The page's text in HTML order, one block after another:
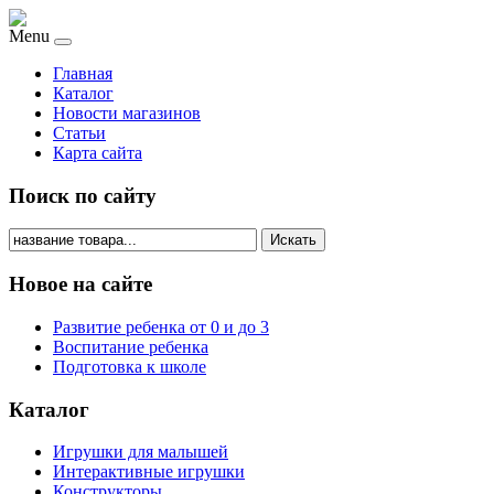
Menu
Главная
Каталог
Новости магазинов
Статьи
Карта сайта
Поиск по сайту
Искать
Новое на сайте
Развитие ребенка от 0 и до 3
Воспитание ребенка
Подготовка к школе
Каталог
Игрушки для малышей
Интерактивные игрушки